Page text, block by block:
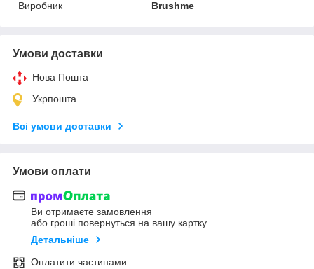
Виробник
Brushme
Умови доставки
Нова Пошта
Укрпошта
Всі умови доставки
Умови оплати
Ви отримаєте замовлення
або гроші повернуться на вашу картку
Детальніше
Оплатити частинами